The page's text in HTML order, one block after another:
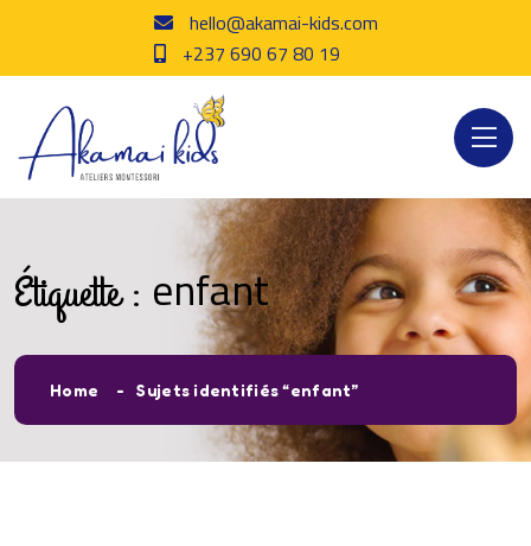
hello@akamai-kids.com
+237 690 67 80 19
Étiquette : enfant
Home Sujets identifiés “enfant”